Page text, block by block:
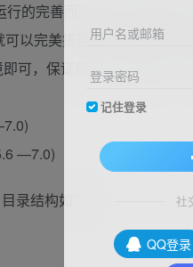
的完善而强大的快速X站
以完美搭建起来，建站成
可，保证每一位站长每一个
—7.0)
录结构如下：
用户名或邮箱
登录密码
记住登录
社
QQ登录